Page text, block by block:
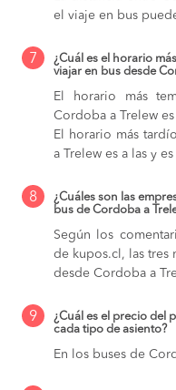
el viaje en bus
7
¿Cuál es el horario
viajar en bus desde
El horario más
Cordoba a Trelew
El horario más
a Trelew es a las y
8
¿Cuáles son las
bus de Cordoba a
Según los
de kupos.cl, las tres
desde Cordoba a
9
¿Cuál es el precio del
cada tipo de asiento?
En los buses de